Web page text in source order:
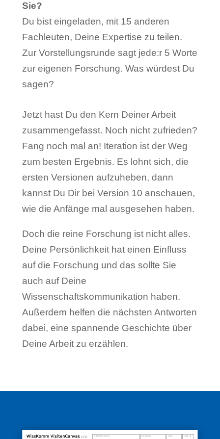
Sie?
Du bist eingeladen, mit 15 anderen
Fachleuten, Deine Expertise zu teilen.
Zur Vorstellungsrunde sagt jede:r 5 Worte
zur eigenen Forschung. Was würdest Du
sagen?
Jetzt hast Du den Kern Deiner Arbeit
zusammengefasst. Noch nicht zufrieden?
Fang noch mal an! Iteration ist der Weg
zum besten Ergebnis. Es lohnt sich, die
ersten Versionen aufzuheben, dann
kannst Du Dir bei Version 10 anschauen,
wie die Anfänge mal ausgesehen haben.
Doch die reine Forschung ist nicht alles.
Deine Persönlichkeit hat einen Einfluss
auf die Forschung und das sollte Sie
auch auf Deine
Wissenschaftskommunikation haben.
Außerdem helfen die nächsten Antworten
dabei, eine spannende Geschichte über
Deine Arbeit zu erzählen.